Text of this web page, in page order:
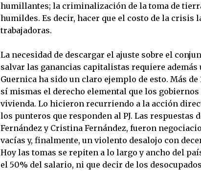
humillantes; la criminalización de la toma de
humildes. Es decir, hacer que el costo de la crisis
trabajadoras.
La necesidad de descargar el ajuste sobre el
salvar las ganancias capitalistas requiere
Guernica ha sido un claro ejemplo de esto. Más
sí mismas el derecho elemental que los gobiernos
vivienda. Lo hicieron recurriendo a la acción
los punteros que responden al PJ. Las respuestas
Fernández y Cristina Fernández, fueron
vacías y, finalmente, un violento desalojo con
Hoy las tomas se repiten a lo largo y ancho del
el 50% del salario, ni que decir de los